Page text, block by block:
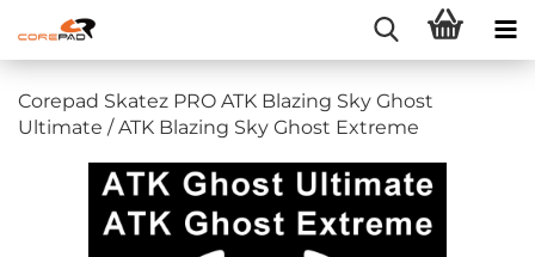
Corepad Skatez PRO ATK Blazing Sky Ghost
Ultimate / ATK Blazing Sky Ghost Extreme